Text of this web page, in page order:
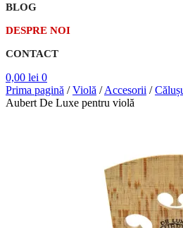
BLOG
DESPRE NOI
CONTACT
0,00 lei 0
Prima pagină /Violă /Accesorii /
Aubert De Luxe pentru violă